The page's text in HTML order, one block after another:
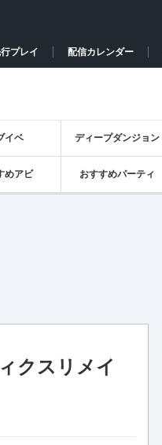
プレイ 配信カレンダー
イベ ディープダンジョン
めアビ おすすめパーティ
クスリメイ